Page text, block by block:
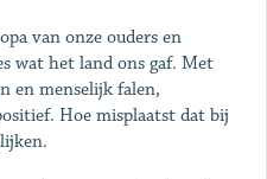
van onze ouders en
wat het land ons gaf. Met
en menselijk falen,
Hoe misplaatst dat bij